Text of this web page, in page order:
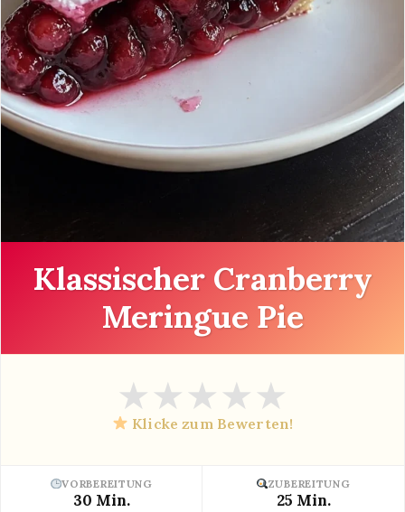
Klassischer Cranberry
Meringue Pie
★★★★★
Klicke zum Bewerten!
VORBEREITUNG
30 Min.
ZUBEREITUNG
25 Min.